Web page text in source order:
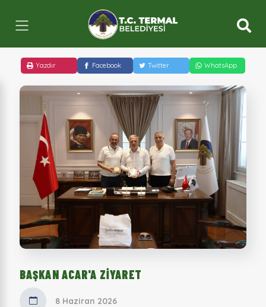
Yazdır Facebook Twitter WhatsApp
BAŞKAN ACAR'A ZİYARET
8 Haziran 2026